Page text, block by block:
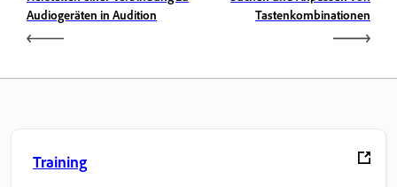
Audiogeräten in Audition
Tastenkombinationen
Training